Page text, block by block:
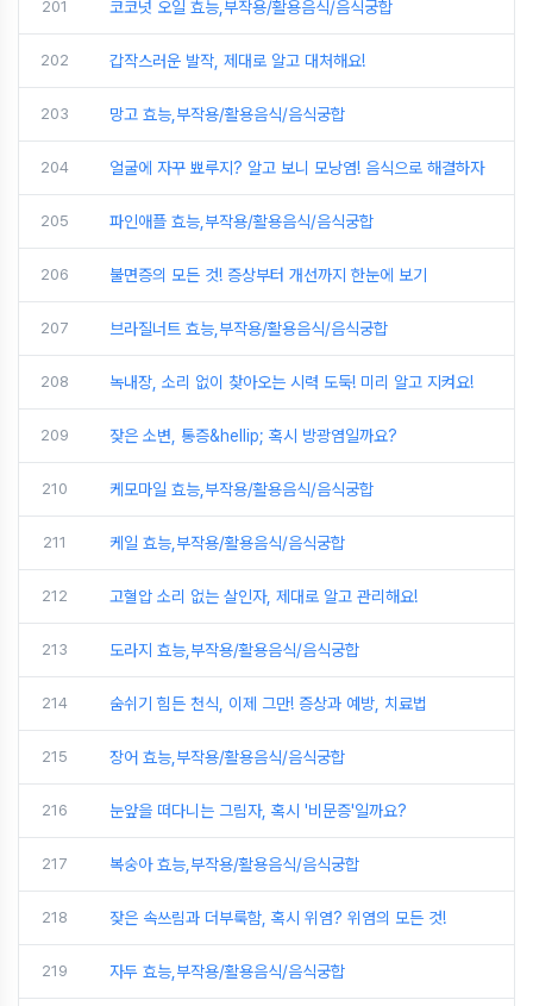
201 코코넛 오일 효능,부작용/활용음식/음식궁합
202 갑작스러운 발작, 제대로 알고 대처해요!
203 망고 효능,부작용/활용음식/음식궁합
204 얼굴에 자꾸 뾰루지? 알고 보니 모낭염! 음식으로 해결하자
205 파인애플 효능,부작용/활용음식/음식궁합
206 불면증의 모든 것! 증상부터 개선까지 한눈에 보기
207 브라질너트 효능,부작용/활용음식/음식궁합
208 녹내장, 소리 없이 찾아오는 시력 도둑! 미리 알고 지켜요!
209 잦은 소변, 통증&hellip; 혹시 방광염일까요?
210 케모마일 효능,부작용/활용음식/음식궁합
211 케일 효능,부작용/활용음식/음식궁합
212 고혈압 소리 없는 살인자, 제대로 알고 관리해요!
213 도라지 효능,부작용/활용음식/음식궁합
214 숨쉬기 힘든 천식, 이제 그만! 증상과 예방, 치료법
215 장어 효능,부작용/활용음식/음식궁합
216 눈앞을 떠다니는 그림자, 혹시 '비문증'일까요?
217 복숭아 효능,부작용/활용음식/음식궁합
218 잦은 속쓰림과 더부룩함, 혹시 위염? 위염의 모든 것!
219 자두 효능,부작용/활용음식/음식궁합